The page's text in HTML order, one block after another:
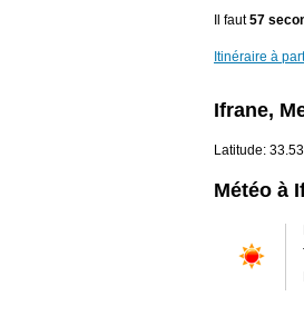
Il faut57
Itinéraire à
Ifrane,
Latitude:
Météo à